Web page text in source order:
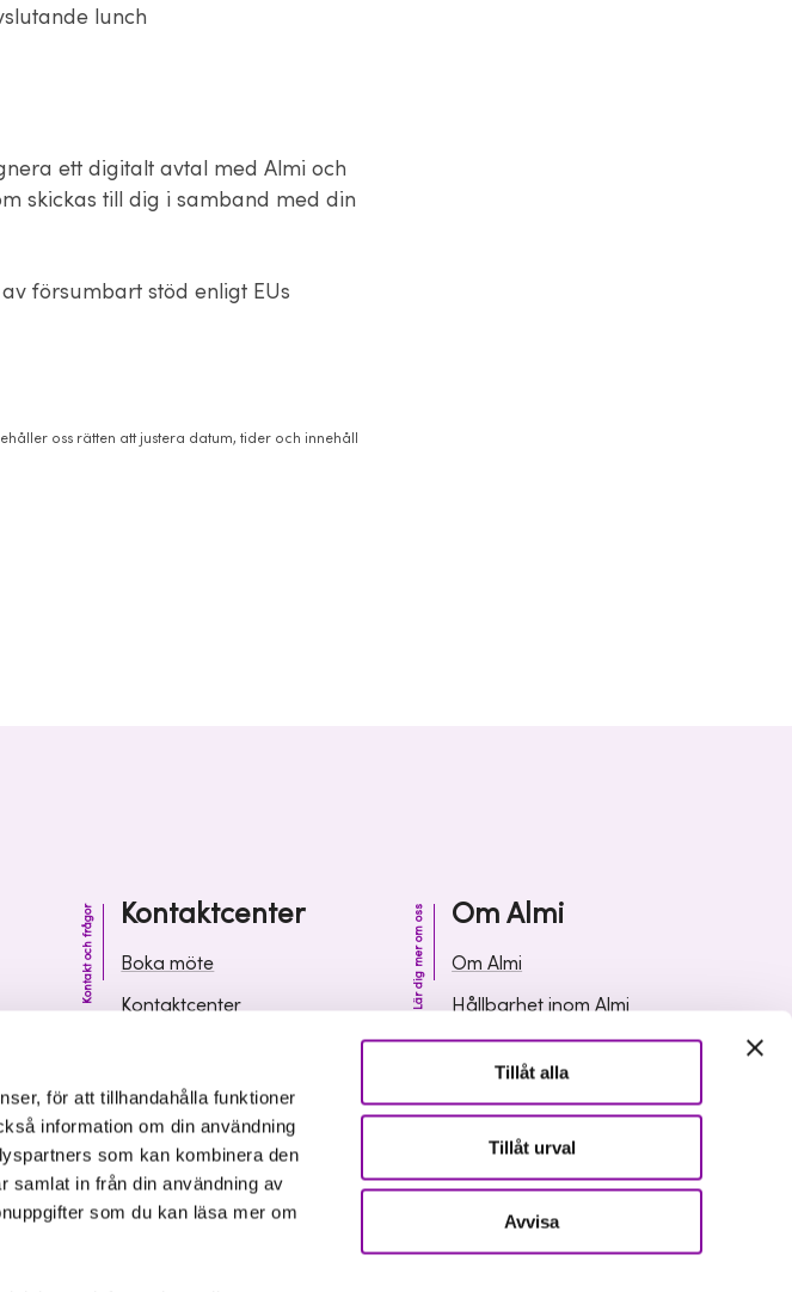
för att tillhandahålla funktioner
information om din användning
som kan kombinera den
samlat in från din användning av
som du kan läsa mer om
Tillåt alla
Tillåt urval
Avvisa
lunch
ett digitalt avtal med Almi och
skickas till dig i samband med din
försumbart stöd enligt EUs
oss rätten att justera datum, tider och innehåll
Kontaktcenter
Kontakt och frågor
Boka möte
Kontaktcenter
Leverantörsinformation
Om Almi
Lär dig mer om oss
Om Almi
Hållbarhet inom Almi
Organisation
Media och press